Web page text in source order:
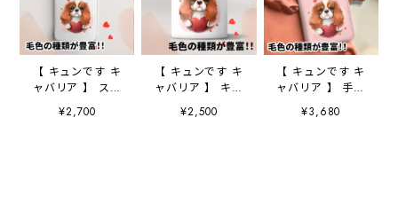
【 キュンです キ
ャバリア 】 スマ
ホケース クリア
ソフトケース
¥2,700
【 キュンです キ
ャバリア 】 キャ
ニスター 保存容
器 お家用 プレ
¥2,500
【 キュンです キ
ャバリア 】 手帳
スマホケース
犬 うちの子 プ
¥3,680